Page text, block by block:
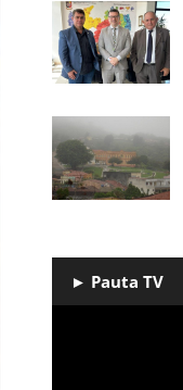
► Pauta TV